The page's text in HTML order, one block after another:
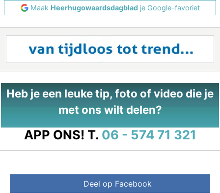
Maak Heerhugowaardsdagbladje Google-favoriet
Heb je een leuke tip, foto of video die je
met ons wilt delen?
APP ONS! T. 06 - 574 71 321
Deel op Facebook